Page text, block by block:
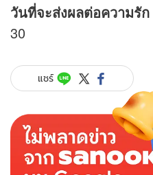
วันที่จะส่งผลต่อความรัก
30
แชร์